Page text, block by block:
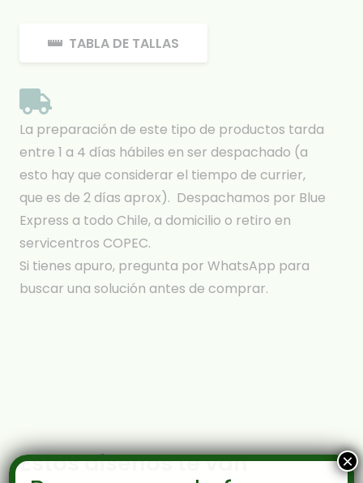
TABLA DE TALLAS
La preparación de este tipo de productos tarda
entre 1 a 4 días hábiles en ser despachado (a
esto hay que considerar el tiempo de currier,
que es de 2 días aprox). Despachamos por Blue
Express a todo Chile, a domicilio o retiro en
servicentros COPEC.
Si tienes apuro, pregunta por WhatsApp para
buscar una solución antes de comprar.
Estos diseños te van
×